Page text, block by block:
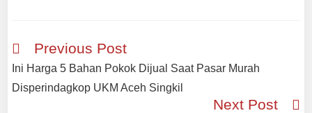
Read
more
articles
Previous Post
Ini Harga 5 Bahan Pokok Dijual Saat Pasar Murah
Disperindagkop UKM Aceh Singkil
Next Post